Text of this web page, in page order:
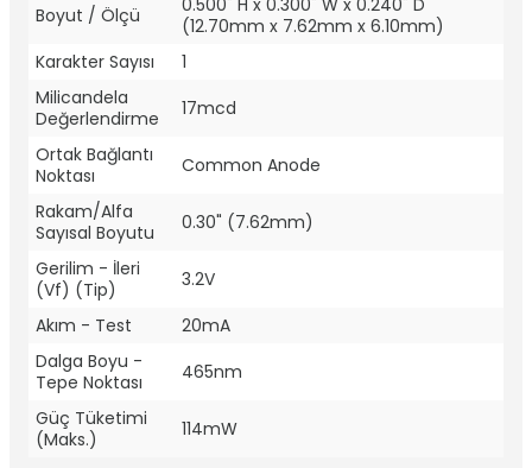
Boyut / Ölçü
0.500" H x 0.300" W x 0.240" D
(12.70mm x 7.62mm x 6.10mm)
Karakter Sayısı
1
Milicandela
Değerlendirme
17mcd
Ortak Bağlantı
Noktası
Common Anode
Rakam/Alfa
Sayısal Boyutu
0.30" (7.62mm)
Gerilim - İleri
(Vf) (Tip)
3.2V
Akım - Test
20mA
Dalga Boyu -
Tepe Noktası
465nm
Güç Tüketimi
(Maks.)
114mW